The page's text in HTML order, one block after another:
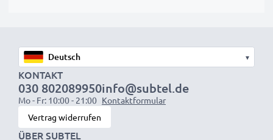
▾
KONTAKT
030 802089950
Mo - Fr: 10:00 - 21:00
info@subtel.de
Kontaktformular
Vertrag widerrufen
ÜBER SUBTEL